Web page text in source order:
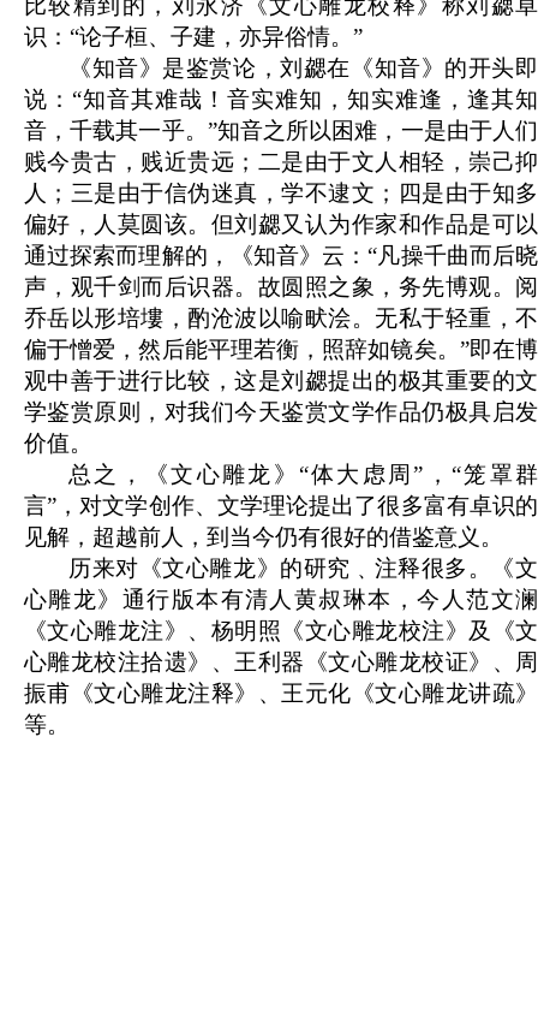
比较精到的，刘永济《文心雕龙校释》称刘勰卓
识：“论子桓、子建，亦异俗情。”
《知音》是鉴赏论，刘勰在《知音》的开头即
说：“知音其难哉！音实难知，知实难逢，逢其知
音，千载其一乎。”知音之所以困难，一是由于人们
贱今贵古，贱近贵远；二是由于文人相轻，崇己抑
人；三是由于信伪迷真，学不逮文；四是由于知多
偏好，人莫圆该。但刘勰又认为作家和作品是可以
通过探索而理解的，《知音》云：“凡操千曲而后晓
声，观千剑而后识器。故圆照之象，务先博观。阅
乔岳以形培塿，酌沧波以喻畎浍。无私于轻重，不
偏于憎爱，然后能平理若衡，照辞如镜矣。”即在博
观中善于进行比较，这是刘勰提出的极其重要的文
学鉴赏原则，对我们今天鉴赏文学作品仍极具启发
价值。
总之，《文心雕龙》“体大虑周”，“笼罩群
言”，对文学创作、文学理论提出了很多富有卓识的
见解，超越前人，到当今仍有很好的借鉴意义。
历来对《文心雕龙》的研究﹑注释很多。《文
心雕龙》通行版本有清人黄叔琳本，今人范文澜
《文心雕龙注》、杨明照《文心雕龙校注》及《文
心雕龙校注拾遗》、王利器《文心雕龙校证》、周
振甫《文心雕龙注释》、王元化《文心雕龙讲疏》
等。